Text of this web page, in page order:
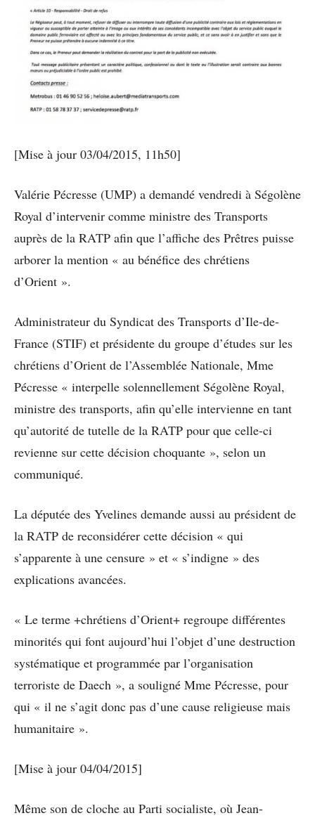
[Mise à jour 03/04/2015, 11h50]
Valérie Pécresse (UMP) a demandé vendredi à Ségolène
Royal d’intervenir comme ministre des Transports
auprès de la RATP afin que l’affiche des Prêtres puisse
arborer la mention « au bénéfice des chrétiens
d’Orient ».
Administrateur du Syndicat des Transports d’Ile-de-
France (STIF) et présidente du groupe d’études sur les
chrétiens d’Orient de l’Assemblée Nationale, Mme
Pécresse « interpelle solennellement Ségolène Royal,
ministre des transports, afin qu’elle intervienne en tant
qu’autorité de tutelle de la RATP pour que celle-ci
revienne sur cette décision choquante », selon un
communiqué.
La députée des Yvelines demande aussi au président de
la RATP de reconsidérer cette décision « qui
s’apparente à une censure » et « s’indigne » des
explications avancées.
« Le terme +chrétiens d’Orient+ regroupe différentes
minorités qui font aujourd’hui l’objet d’une destruction
systématique et programmée par l’organisation
terroriste de Daech », a souligné Mme Pécresse, pour
qui « il ne s’agit donc pas d’une cause religieuse mais
humanitaire ».
[Mise à jour 04/04/2015]
Même son de cloche au Parti socialiste, où Jean-